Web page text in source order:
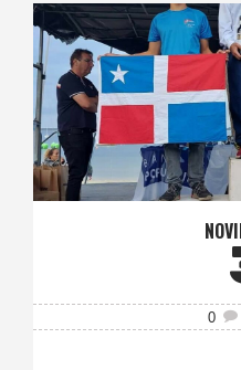
0